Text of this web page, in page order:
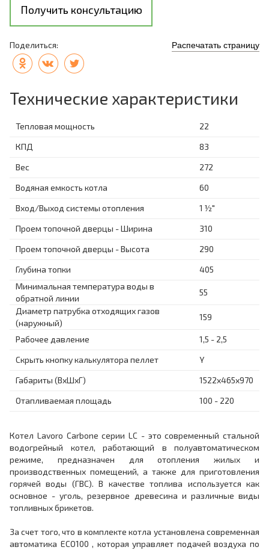
Получить консультацию
Поделиться: Распечатать страницу
Технические характеристики
Тепловая мощность
22
КПД
83
Вес
272
Водяная емкость котла
60
Вход/Выход системы отопления
1 ½"
Проем топочной дверцы - Ширина
310
Проем топочной дверцы - Высота
290
Глубина топки
405
Минимальная температура воды в
обратной линии
55
Диаметр патрубка отходящих газов
(наружный)
159
Рабочее давление
1,5 - 2,5
Скрыть кнопку калькулятора пеллет
Y
Габариты (ВхШхГ)
1522x465x970
Отапливаемая площадь
100 - 220
Котел Lavoro Carbone серии LC - это современный стальной
водогрейный котел, работающий в полуавтоматическом
режиме, предназначен для отопления жилых и
производственных помещений, а также для приготовления
горячей воды (ГВС). В качестве топлива используется как
основное - уголь, резервное древесина и различные виды
топливных брикетов.
За счет того, что в комплекте котла установлена современная
автоматика ECO100 , которая управляет подачей воздуха по